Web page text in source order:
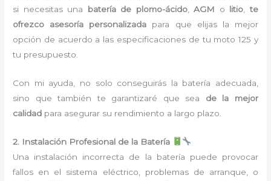
si necesitas una batería de plomo-ácido,AGM o litio ,te
ofrezco asesoría personalizada para que elijas la mejor
opción de acuerdo a las especificaciones de tu moto 125 y
tu presupuesto.
Con mi ayuda, no solo conseguirás la batería adecuada,
sino que también te garantizaré que sea de la mejor
calidad para asegurar su rendimiento a largo plazo.
2. Instalación Profesional de la Batería
Una instalación incorrecta de la batería puede provocar
fallos en el sistema eléctrico, problemas de arranque, o